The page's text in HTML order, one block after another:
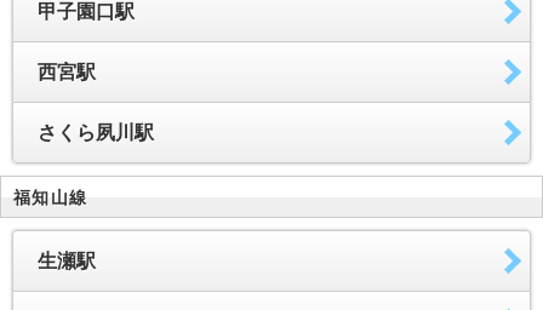
甲子園口駅
西宮駅
さくら夙川駅
福知山線
生瀬駅